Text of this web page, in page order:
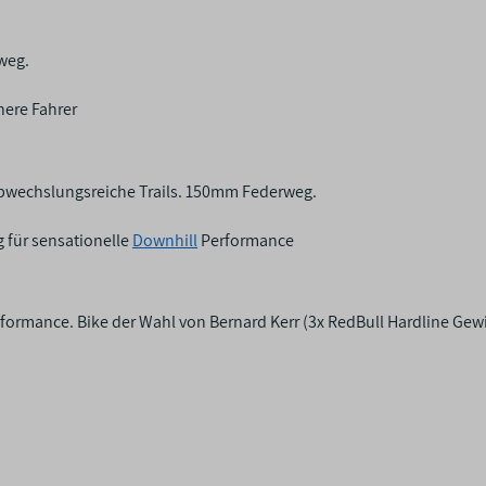
Fahrer
Trails. 150mm Federweg.
für sensationelleDownhillPerformance
Bike der Wahl von Bernard Kerr (3x RedBull Hardline